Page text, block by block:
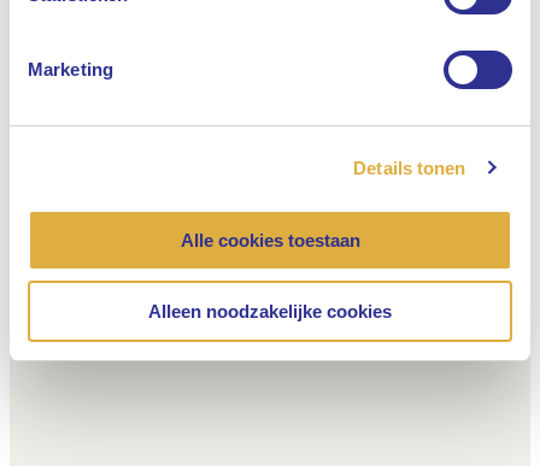
Marketing
Details tonen
Alle cookies toestaan
Alleen noodzakelijke cookies